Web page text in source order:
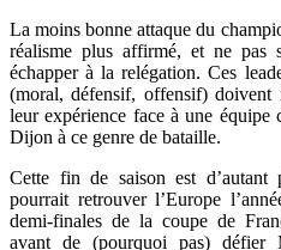
La moins bonne attaque du
réalisme plus affirmé, et ne pas
échapper à la relégation. Ces
(moral, défensif, offensif)
leur expérience face à une
Dijon à ce genre de bataille.
Cette fin de saison est d’autant
pourrait retrouver l’Europe
demi-finales de la coupe de
avant de (pourquoi pas)